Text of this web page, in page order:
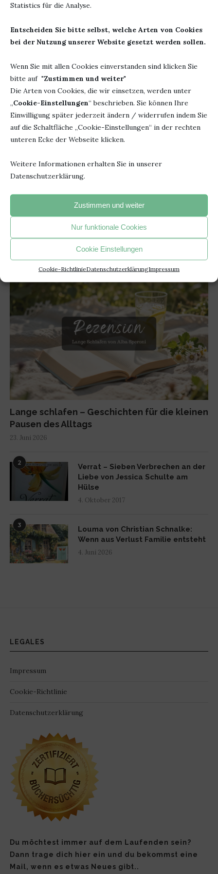
Statistics für die Analyse.
Entscheiden Sie bitte selbst, welche Arten von Cookies
bei der Nutzung unserer Website gesetzt werden sollen.
Wenn Sie mit allen Cookies einverstanden sind klicken Sie
bitte auf "Zustimmen und weiter"
Die Arten von Cookies, die wir einsetzen, werden unter
„Cookie-Einstellungen“ beschrieben. Sie können Ihre
Einwilligung später jederzeit ändern / widerrufen indem Sie
auf die Schaltfläche „Cookie-Einstellungen“ in der rechten
unteren Ecke der Webseite klicken.
Weitere Informationen erhalten Sie in unserer
Datenschutzerklärung.
Zustimmen und weiter
Nur funktionale Cookies
Cookie Einstellungen
Cookie-RichtlinieDatenschutzerklärungImpressum
2. November 2021 0 Kommentar
"Jedesmal, wenn du ein Buch fortgelegt hast und beginnst, den
Faden eigener Gedanken zu spinnen, hat das Buch seinen
BELIEBTE ARTIKEL
Lange schlafen – Geschichten für die kleinen
Pausen des Alltags
23. Juni 2026
2
Verrat – Sieben Verbrechen an der
Liebe von Jessica Schulte am
Hülse
4. Oktober 2017
3
Louma von Christian Schnalke:
Wenn aus Verlust Familie entsteht
4. Juni 2026
LEGALES
Impressum
Cookie-Richtlinie
Datenschutzerklärung
Du möchtest immer auf dem Laufenden sein?
Dann trage dich hier ein und du bekommst eine
Mail, wenn es etwas Neues gibt..